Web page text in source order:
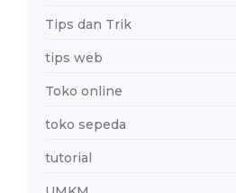
Tips dan Trik
tips web
Toko online
toko sepeda
tutorial